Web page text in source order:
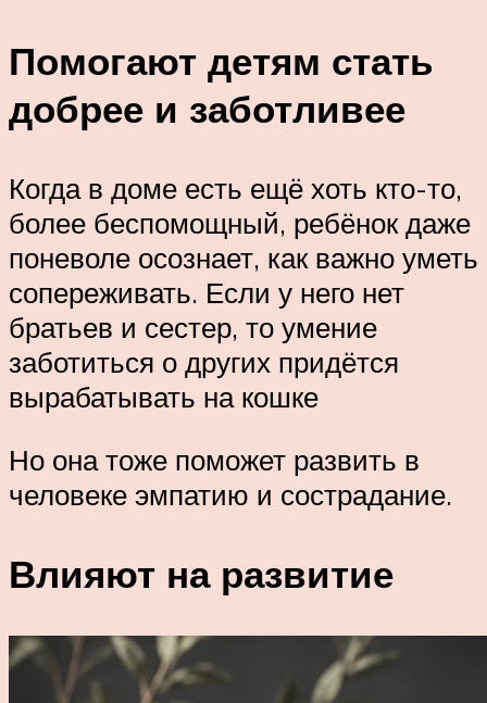
Помогают детям стать
добрее и заботливее
Когда в доме есть ещё хоть кто-то,
более беспомощный, ребёнок даже
поневоле осознает, как важно уметь
сопереживать. Если у него нет
братьев и сестер, то умение
заботиться о других придётся
вырабатывать на кошке
Но она тоже поможет развить в
человеке эмпатию и сострадание.
Влияют на развитие